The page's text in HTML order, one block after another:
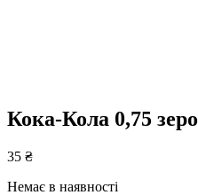
Кока-Кола 0,75 зеро
35 ₴
Немає в наявності